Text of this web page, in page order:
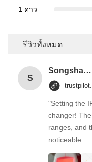
1 ดาว
รีวิวทั้งหมด
S
Songshang
"Setting the
changer!
ranges, and
noticeable.